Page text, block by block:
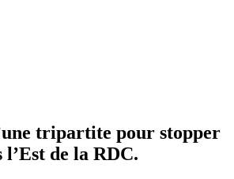
tripartite pour stopper
de la RDC.